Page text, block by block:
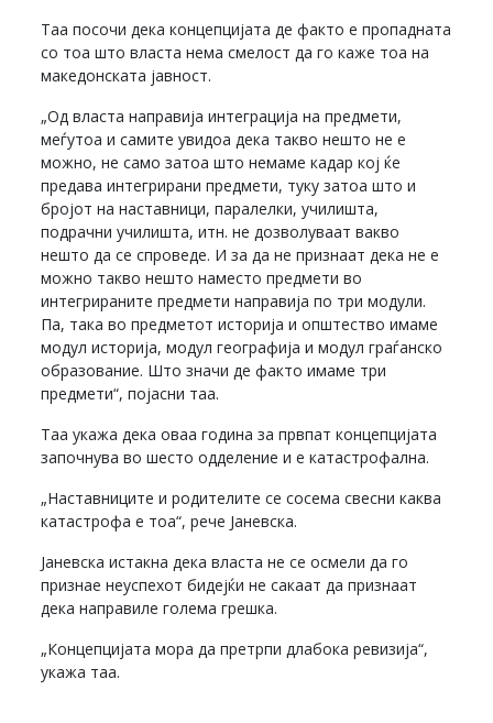
Таа посочи дека концепцијата де факто е пропадната
со тоа што власта нема смелост да го каже тоа на
македонската јавност.
„Од власта направија интеграција на предмети,
меѓутоа и самите увидоа дека такво нешто не е
можно, не само затоа што немаме кадар кој ќе
предава интегрирани предмети, туку затоа што и
бројот на наставници, паралелки, училишта,
подрачни училишта, итн. не дозволуваат вакво
нешто да се спроведе. И за да не признаат дека не е
можно такво нешто наместо предмети во
интегрираните предмети направија по три модули.
Па, така во предметот историја и општество имаме
модул историја, модул географија и модул граѓанско
образование. Што значи де факто имаме три
предмети“, појасни таа.
Таа укажа дека оваа година за првпат концепцијата
започнува во шесто одделение и е катастрофална.
„Наставниците и родителите се сосема свесни каква
катастрофа е тоа“, рече Јаневска.
Јаневска истакна дека власта не се осмели да го
признае неуспехот бидејќи не сакаат да признаат
дека направиле голема грешка.
„Концепцијата мора да претрпи длабока ревизија“,
укажа таа.